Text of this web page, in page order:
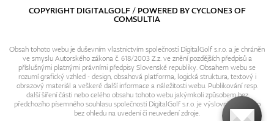
COPYRIGHT DIGITALGOLF / POWERED BYCYCLONE3OF
COMSULTIA
Obsah tohoto webu je duševním vlastnictvím společnosti DigitalGolf s.r.o. a je chráněn
ve smyslu Autorského zákona č. 618/2003 Z.z. ve znění pozdějších předpisů a
příslušnými platnými právními předpisy Slovenské republiky. Obsahem webu se
rozumí grafický vzhled - design, obsahová platforma, logická struktura, textový i
obrazový materiál a veškeré další informace a náležitosti webu. Publikování resp.
další šíření části nebo celého obsahu tohoto webu jakýmkoli způsobem bez
předchozího písemného souhlasu společnosti DigitalGolf s.r.o. je výslovně zakázáno
bez ohledu na uvedení či neuvedení zdroje.